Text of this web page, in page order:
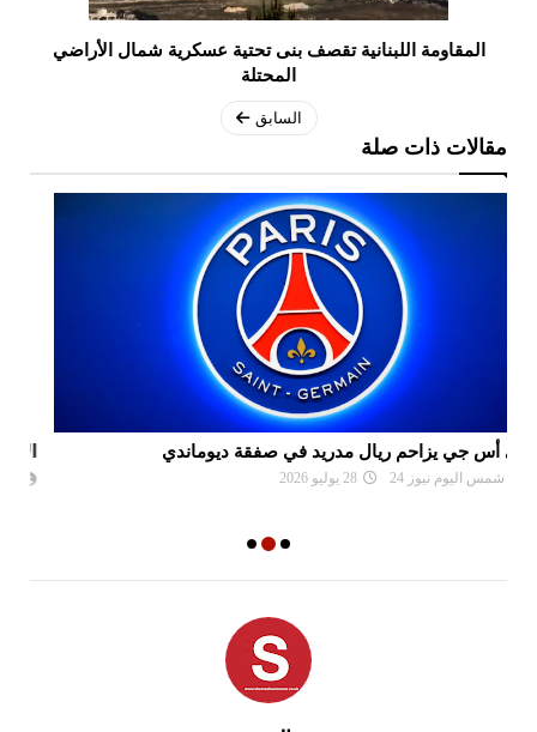
المقاومة اللبنانية تقصف بنى تحتية عسكرية شمال الأراضي
المحتلة
السابق
مقالات ذات صلة
الألمانية تمارا كورباتش تُحرز لقب دورة هامبورغ للتنس
شمس اليوم نيوز 24 26 يوليو 2026